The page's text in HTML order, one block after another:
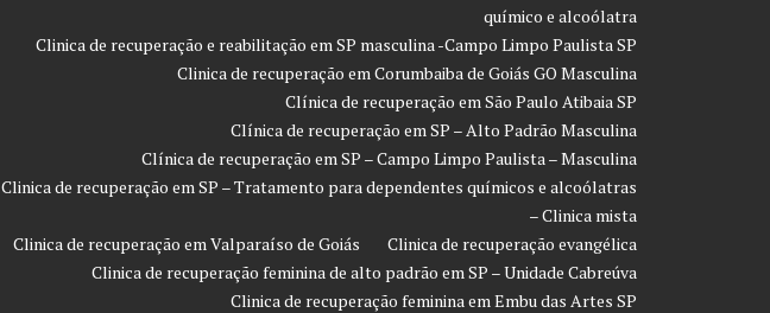
químico e alcoólatra
Clinica de recuperação e reabilitação em SP masculina -Campo Limpo Paulista SP
Clinica de recuperação em Corumbaiba de Goiás GO Masculina
Clínica de recuperação em São Paulo Atibaia SP
Clínica de recuperação em SP – Alto Padrão Masculina
Clínica de recuperação em SP – Campo Limpo Paulista – Masculina
Clinica de recuperação em SP – Tratamento para dependentes químicos e alcoólatras
– Clinica mista
Clinica de recuperação em Valparaíso de Goiás
Clinica de recuperação evangélica
Clinica de recuperação feminina de alto padrão em SP – Unidade Cabreúva
Clinica de recuperação feminina em Embu das Artes SP